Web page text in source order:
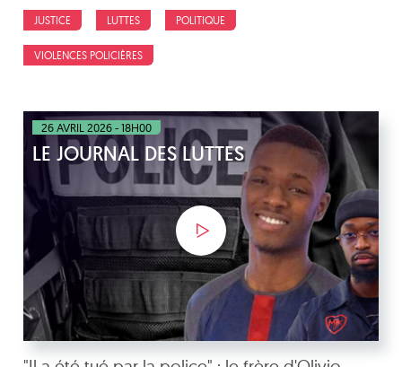
JUSTICE LUTTES POLITIQUE
VIOLENCES POLICIÈRES
26 AVRIL 2026 - 18H00
LE JOURNAL DES LUTTES